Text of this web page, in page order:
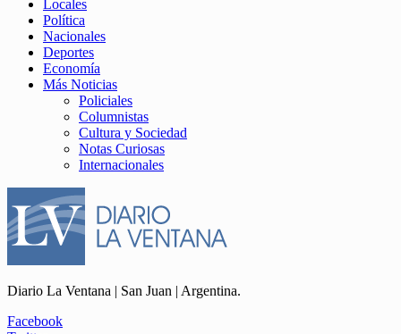
Locales
Política
Nacionales
Deportes
Economía
Más Noticias
Policiales
Columnistas
Cultura y Sociedad
Notas Curiosas
Internacionales
Diario La Ventana | San Juan | Argentina.
Facebook